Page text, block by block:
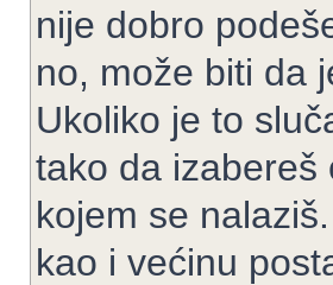
nije dobro
no, može biti da
Ukoliko je to
tako da izabereš
kojem se
kao i većinu